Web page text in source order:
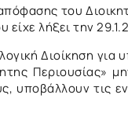
του
λήξει την
Διοίκηση
Περιουσίας»
υποβάλλουν τις